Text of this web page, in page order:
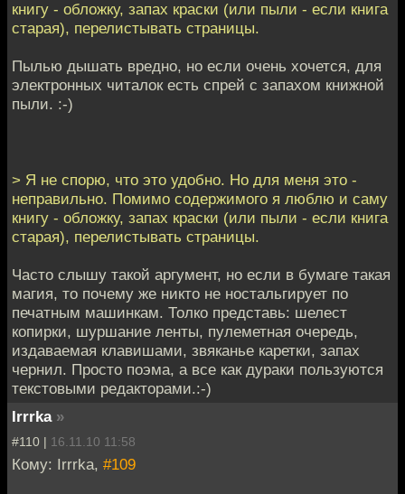
книгу - обложку, запах краски (или пыли - если книга
старая), перелистывать страницы.
Пылью дышать вредно, но если очень хочется, для
электронных читалок есть спрей с запахом книжной
пыли. :-)
> Я не спорю, что это удобно. Но для меня это -
неправильно. Помимо содержимого я люблю и саму
книгу - обложку, запах краски (или пыли - если книга
старая), перелистывать страницы.
Часто слышу такой аргумент, но если в бумаге такая
магия, то почему же никто не ностальгирует по
печатным машинкам. Толко представь: шелест
копирки, шуршание ленты, пулеметная очередь,
издаваемая клавишами, звяканье каретки, запах
чернил. Просто поэма, а все как дураки пользуются
текстовыми редакторами.:-)
Irrrka »
#110 | 16.11.10 11:58
Кому: Irrrka, #109